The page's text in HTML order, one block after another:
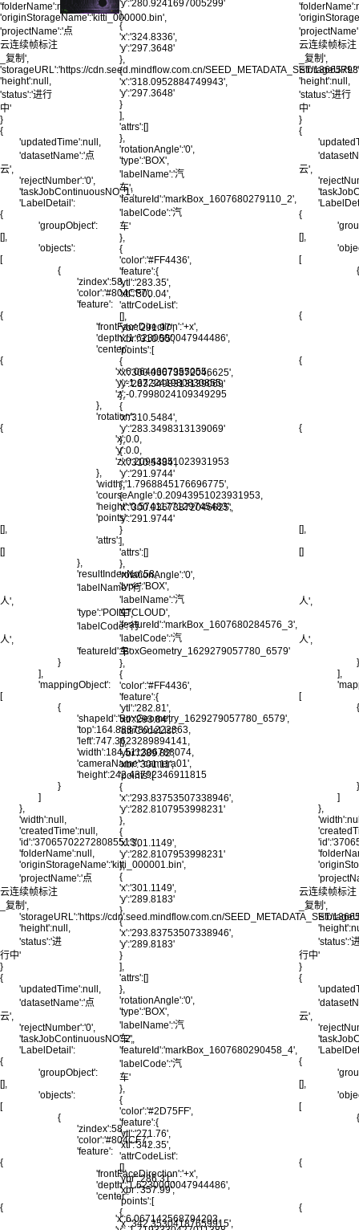
'folderName':null,
'originStorageName':'kitti_000000.bin',
'projectName':'点
云连续帧标注
_复制',
'storageURL':'https://cdn.seed.mindflow.com.cn/SEED_METADATA_SET/
'height':null,
'status':'进行
中'
}
{
'updatedTime':null,
'datasetName':'点
云',
'rejectNumber':'0',
'taskJobContinuousNO':'1',
'LabelDetail':
{
'groupObject':
[],
'objects':
[
{
'zindex':58,
'color':'#804CF7',
'feature':
{
'frontFaceDirection':'+x',
'depth':'1.6230000047944486',
'center':
{
'x':6.0644607955055,
'y':-1.672241980830855,
'z':-0.7998024109349295
},
'rotation':
{
'x':0.0,
'y':0.0,
'z':0.20943951023931953
},
'width':'1.7968845176696775',
'courseAngle':0.20943951023931953,
'height':'0.5741177129745483',
'points':
[],
'attrs':
[]
},
'resultIndexNo':58,
'labelName':'行
人',
'type':'POINTCLOUD',
'labelCode':'行
人',
'featureId':'BoxGeometry_1629279057780_6579'
}
],
'mappingObject':
[
{
'shapeId':'BoxGeometry_1629279057780_6579',
'top':164.8837801222363,
'left':747.3623289894141,
'width':184.511306788074,
'cameraName':'camera01',
'height':242.43792346911815
}
]
},
'width':null,
'createdTime':null,
'id':'370657022728085513',
'folderName':null,
'originStorageName':'kitti_000001.bin',
'projectName':'点
云连续帧标注
_复制',
'storageURL':'https://cdn.seed.mindflow.com.cn/SEED_METADATA_SET/
'height':null,
'status':'进
行中'
}
{
'updatedTime':null,
'datasetName':'点
云',
'rejectNumber':'0',
'taskJobContinuousNO':'2',
'LabelDetail':
{
'groupObject':
[],
'objects':
[
{
'zindex':58,
'color':'#804CF7',
'feature':
{
'frontFaceDirection':'+x',
'depth':'1.6230000047944486',
'center':
{
'x':6.067142568794203,
'y':'280.9241697005299'
},
{
'x':'324.8336',
'y':'297.3648'
},
{
'x':'318.0952884749943',
'y':'297.3648'
}
],
'attrs':[]
},
'rotationAngle':'0',
'type':'BOX',
'labelName':'汽
车',
'featureId':'markBox_1607680279110_2',
'labelCode':'汽
车'
},
{
'color':'#FF4436',
'feature':{
'ytl':'283.35',
'xtl':'300.04',
'attrCodeList':
[],
'ybr':'291.97',
'xbr':'310.55',
'points':[
{
'x':'300.03673872046625',
'y':'283.3498313139069'
},
{
'x':'310.5484',
'y':'283.3498313139069'
},
{
'x':'310.5484',
'y':'291.9744'
},
{
'x':'300.03673872046625',
'y':'291.9744'
}
],
'attrs':[]
},
'rotationAngle':'0',
'type':'BOX',
'labelName':'汽
车',
'featureId':'markBox_1607680284576_3',
'labelCode':'汽
车'
},
{
'color':'#FF4436',
'feature':{
'ytl':'282.81',
'xtl':'293.84',
'attrCodeList':
[],
'ybr':'289.82',
'xbr':'301.11',
'points':[
{
'x':'293.83753507338946',
'y':'282.8107953998231'
},
{
'x':'301.1149',
'y':'282.8107953998231'
},
{
'x':'301.1149',
'y':'289.8183'
},
{
'x':'293.83753507338946',
'y':'289.8183'
}
],
'attrs':[]
},
'rotationAngle':'0',
'type':'BOX',
'labelName':'汽
车',
'featureId':'markBox_1607680290458_4',
'labelCode':'汽
车'
},
{
'color':'#2D75FF',
'feature':{
'ytl':'271.76',
'xtl':'342.35',
'attrCodeList':
[],
'ybr':'286.31',
'xbr':'357.99',
'points':[
{
'x':'342.35304187659915',
云连续帧标注
_复制',
'height':null,
'status':'进行
中'
}
{
云',
{
[],
[
{
{
{
[],
[]
人',
人',
],
[
]
},
云连续帧标注
_复制',
'status':'
行中'
}
{
云',
{
[],
[
{
{